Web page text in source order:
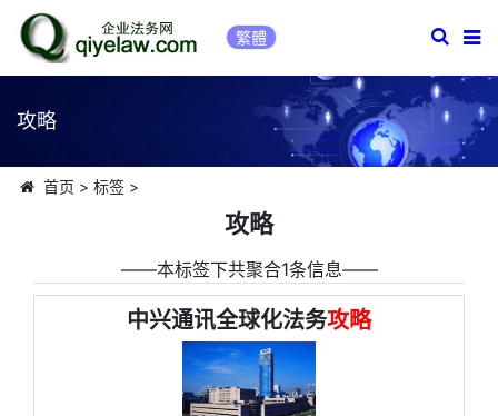
繁體
攻略
首页 > 标签>
攻略
――本标签下共聚合1条信息――
中兴通讯全球化法务攻略